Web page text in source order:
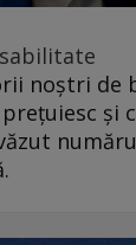
noștri de
și